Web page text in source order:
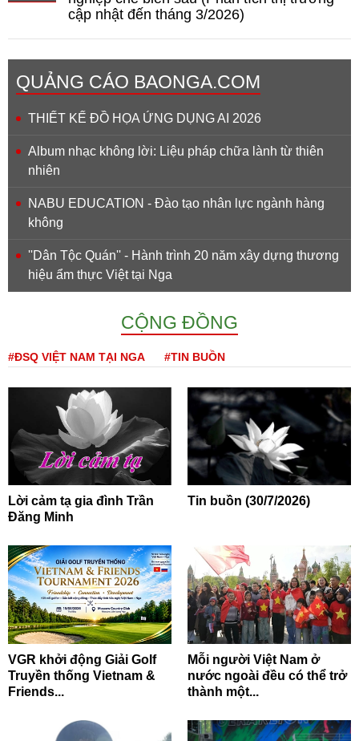
cập nhật đến tháng 3/2026)
QUẢNG CÁO BAONGA.COM
THIẾT KẾ ĐỒ HỌA ỨNG DỤNG AI 2026
Album nhạc không lời: Liệu pháp chữa lành từ thiên
nhiên
NABU EDUCATION - Đào tạo nhân lực ngành hàng
không
''Dân Tộc Quán'' - Hành trình 20 năm xây dựng thương
hiệu ẩm thực Việt tại Nga
CỘNG ĐỒNG
#ĐSQ VIỆT NAM TẠI NGA #TIN BUỒN
Lời cảm tạ gia đình Trần
Đăng Minh
Tin buồn (30/7/2026)
VGR khởi động Giải Golf
Truyền thống Vietnam &
Friends...
Mỗi người Việt Nam ở
nước ngoài đều có thể trở
thành một...